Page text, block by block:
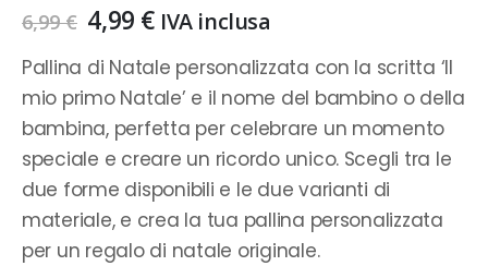
6,99€ Il
prezzo
originale
era:
6,99 €.
4,99 €Il
attuale
è:
4,99 €.
IVA inclusa
Pallina di Natale personalizzata con la scritta ‘Il
mio primo Natale’ e il nome del bambino o della
bambina, perfetta per celebrare un momento
speciale e creare un ricordo unico. Scegli tra le
due forme disponibili e le due varianti di
materiale, e crea la tua pallina personalizzata
per un regalo di natale originale.